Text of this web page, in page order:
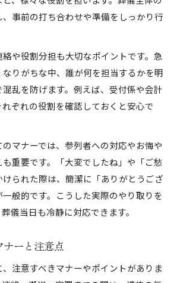
事前の打ち合わせや準備をしっかり行
や役割分担も大切なポイントです。急
りがちな中、誰が何を担当するかを明
乱を防げます。例えば、受付係や会計
ぞれの役割を確認しておくと安心で
マナーでは、参列者への対応やお悔や
重要です。「大変でしたね」や「ご愁
られた際は、簡潔に「ありがとうござ
般的です。こうした実際のやり取りを
儀当日も冷静に対応できます。
ーと注意点
注意すべきマナーやポイントがありま